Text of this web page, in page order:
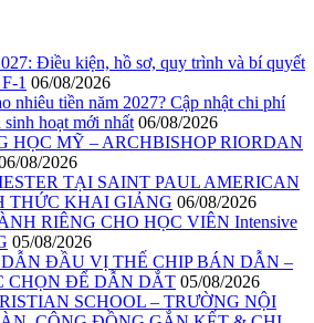
Điều kiện, hồ sơ, quy trình và bí quyết
1 06/08/2026
nhiêu tiền năm 2027? Cập nhật chi phí
hoạt mới nhất 06/08/2026
HỌC MỸ – ARCHBISHOP RIORDAN
08/2026
TẠI SAINT PAUL AMERICAN
THỨC KHAI GIẢNG 06/08/2026
RIÊNG CHO HỌC VIÊN Intensive
05/08/2026
ĐẦU VỊ THẾ CHIP BÁN DẪN –
CHỌN ĐỂ DẪN DẮT 05/08/2026
SCHOOL – TRƯỜNG NỘI